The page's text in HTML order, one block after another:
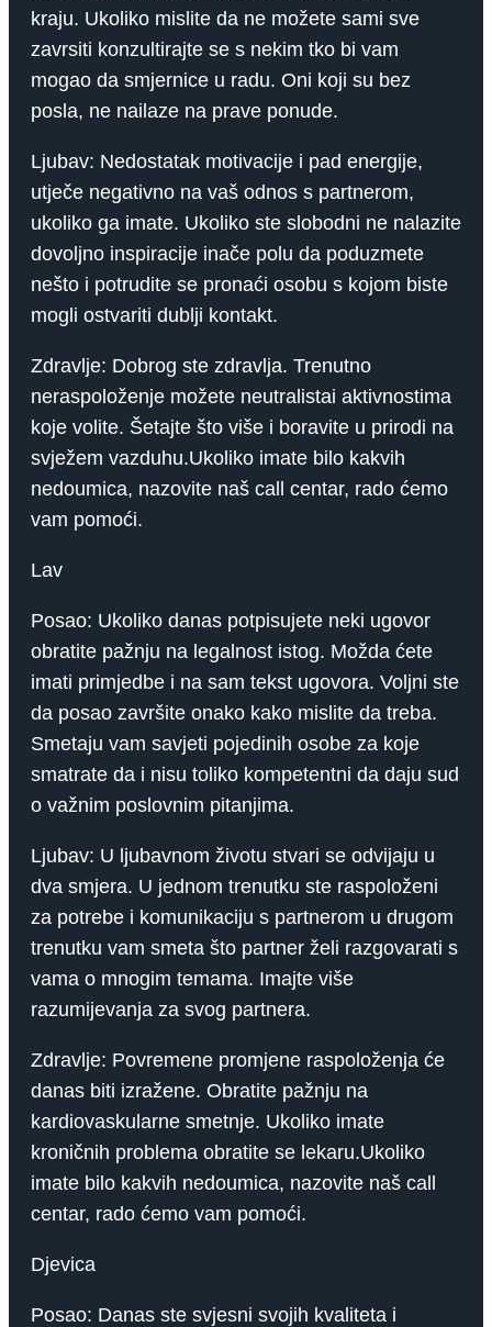
kraju. Ukoliko mislite da ne možete sami sve
zavrsiti konzultirajte se s nekim tko bi vam
mogao da smjernice u radu. Oni koji su bez
posla, ne nailaze na prave ponude.
Ljubav: Nedostatak motivacije i pad energije,
utječe negativno na vaš odnos s partnerom,
ukoliko ga imate. Ukoliko ste slobodni ne nalazite
dovoljno inspiracije inače polu da poduzmete
nešto i potrudite se pronaći osobu s kojom biste
mogli ostvariti dublji kontakt.
Zdravlje: Dobrog ste zdravlja. Trenutno
neraspoloženje možete neutralistai aktivnostima
koje volite. Šetajte što više i boravite u prirodi na
svježem vazduhu.Ukoliko imate bilo kakvih
nedoumica, nazovite naš call centar, rado ćemo
vam pomoći.
Lav
Posao: Ukoliko danas potpisujete neki ugovor
obratite pažnju na legalnost istog. Možda ćete
imati primjedbe i na sam tekst ugovora. Voljni ste
da posao završite onako kako mislite da treba.
Smetaju vam savjeti pojedinih osobe za koje
smatrate da i nisu toliko kompetentni da daju sud
o važnim poslovnim pitanjima.
Ljubav: U ljubavnom životu stvari se odvijaju u
dva smjera. U jednom trenutku ste raspoloženi
za potrebe i komunikaciju s partnerom u drugom
trenutku vam smeta što partner želi razgovarati s
vama o mnogim temama. Imajte više
razumijevanja za svog partnera.
Zdravlje: Povremene promjene raspoloženja će
danas biti izražene. Obratite pažnju na
kardiovaskularne smetnje. Ukoliko imate
kroničnih problema obratite se lekaru.Ukoliko
imate bilo kakvih nedoumica, nazovite naš call
centar, rado ćemo vam pomoći.
Djevica
Posao: Danas ste svjesni svojih kvaliteta i